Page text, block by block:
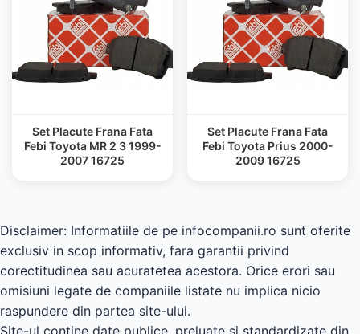
Set Placute Frana Fata
Febi Toyota MR 2 3 1999-
2007 16725
Set Placute Frana Fata
Febi Toyota Prius 2000-
2009 16725
Disclaimer: Informatiile de pe infocompanii.ro sunt oferite
exclusiv in scop informativ, fara garantii privind
corectitudinea sau acuratetea acestora. Orice erori sau
omisiuni legate de companiile listate nu implica nicio
raspundere din partea site-ului.
Site-ul contine date publice, preluate si standardizate din